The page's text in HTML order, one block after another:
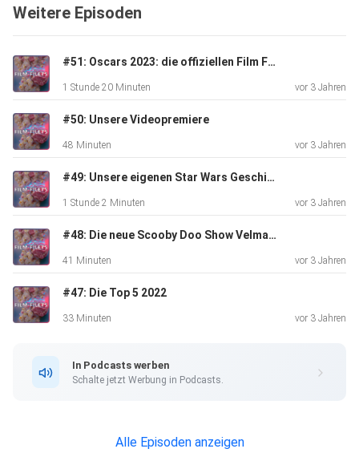
Trailer Musik by:
Legendary Epic Heroic Cinematic Music | Heroic by
Alex-Productions | https://onsound.eu/
Creative Commons Attribution 3.0 Unported License
https://creativecommons.org/licenses/by/3.0/deed.en_US
Weitere Episoden
#51: Oscars 2023: die offiziellen Film Filet Oscar Picks!
1 Stunde 20 Minuten vor 3 Jahren
#50: Unsere Videopremiere
48 Minuten vor 3 Jahren
#49: Unsere eigenen Star Wars Geschichte
1 Stunde 2 Minuten vor 3 Jahren
#48: Die neue Scooby Doo Show Velma ist eigentlich ziemlich gut
41 Minuten vor 3 Jahren
#47: Die Top 5 2022
33 Minuten vor 3 Jahren
In Podcasts werben
Schalte jetzt Werbung in Podcasts.
Alle Episoden anzeigen